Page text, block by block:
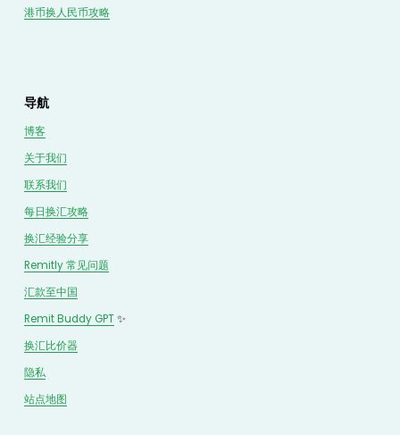
导航
博客
关于我们
联系我们
每日换汇攻略
换汇经验分享
Remitly 常见问题
汇款至中国
Remit Buddy GPT ✨
换汇比价器
隐私
站点地图
港币换人民币攻略